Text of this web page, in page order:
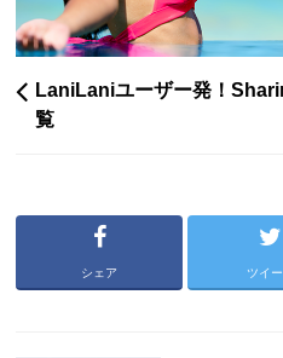
LaniLaniユーザー発！
覧
シェア ツイ